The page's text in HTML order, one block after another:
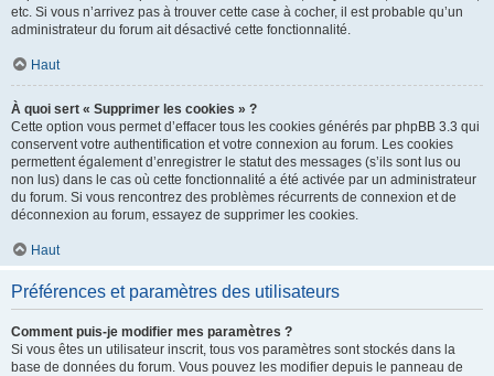
etc. Si vous n’arrivez pas à trouver cette case à cocher, il est probable qu’un
administrateur du forum ait désactivé cette fonctionnalité.
Haut
À quoi sert « Supprimer les cookies » ?
Cette option vous permet d’effacer tous les cookies générés par phpBB 3.3 qui
conservent votre authentification et votre connexion au forum. Les cookies
permettent également d’enregistrer le statut des messages (s’ils sont lus ou
non lus) dans le cas où cette fonctionnalité a été activée par un administrateur
du forum. Si vous rencontrez des problèmes récurrents de connexion et de
déconnexion au forum, essayez de supprimer les cookies.
Haut
Préférences et paramètres des utilisateurs
Comment puis-je modifier mes paramètres ?
Si vous êtes un utilisateur inscrit, tous vos paramètres sont stockés dans la
base de données du forum. Vous pouvez les modifier depuis le panneau de